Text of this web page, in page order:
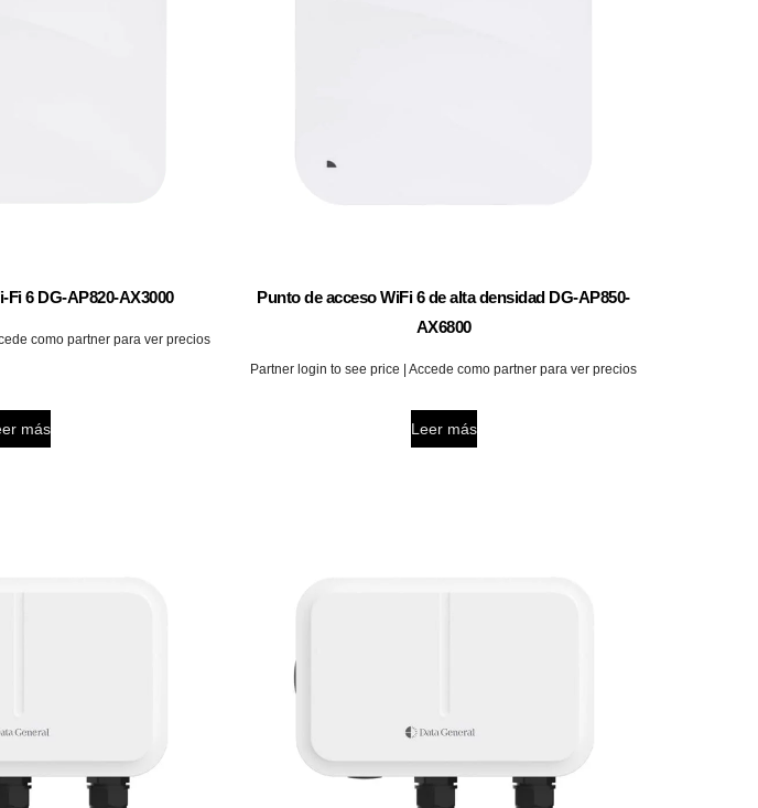
Fi 6 DG-AP820-AX3000
como partner para ver precios
más
Punto de acceso WiFi 6 de alta densidad DG-AP850-
AX6800
Partner login to see price | Accede como partner para ver precios
Leer más